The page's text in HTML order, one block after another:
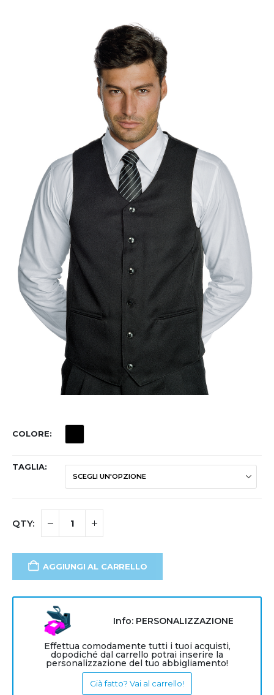
COLORE
TAGLIA
AGGIUNGI AL CARRELLO
Info: PERSONALIZZAZIONE
Effettua comodamente tutti i tuoi acquisti,
dopodiché dal carrello potrai inserire la
personalizzazione del tuo abbigliamento!
Già fatto? Vai al carrello!